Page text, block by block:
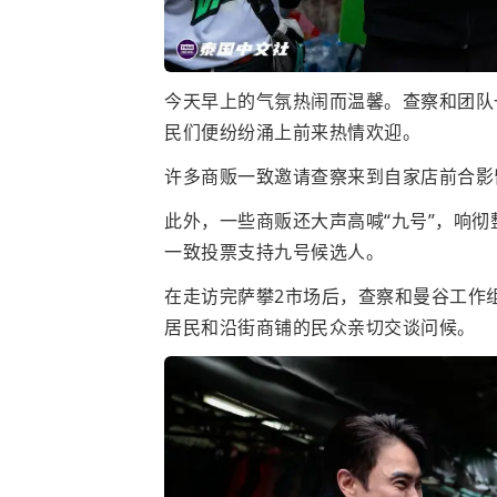
今天早上的气氛热闹而温馨。查察和团
民们便纷纷涌上前来热情欢迎。
许多商贩一致邀请查察来到自家店前合
此外，一些商贩还大声高喊“九号”，响
一致投票支持九号候选人。
在走访完萨攀2市场后，查察和曼谷工
居民和沿街商铺的民众亲切交谈问候。